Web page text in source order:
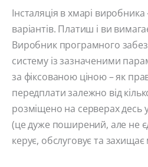
Інсталяція в хмарі
варіантів. Платиш і ви
Виробник програмного
систему із зазначеними
за фіксованою ціною – як
передплати залежно від
розміщено на серверах десь
(це дуже поширений, але не
керує, обслуговує та